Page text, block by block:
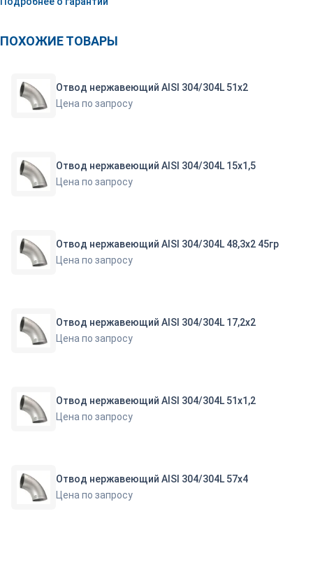
ПОХОЖИЕ ТОВАРЫ
Отвод нержавеющий AISI 304/304L 51х2
Цена по запросу
Отвод нержавеющий AISI 304/304L 15х1,5
Цена по запросу
Отвод нержавеющий AISI 304/304L 48,3х2 45гр
Цена по запросу
Отвод нержавеющий AISI 304/304L 17,2х2
Цена по запросу
Отвод нержавеющий AISI 304/304L 51х1,2
Цена по запросу
Отвод нержавеющий AISI 304/304L 57х4
Цена по запросу